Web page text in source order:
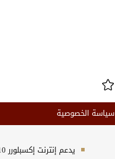
سياسة الخصوصية
يدعم إنترنت إكسبلورر 10+, جوجل كروم, فايرفوكس, سفاري